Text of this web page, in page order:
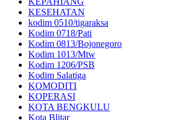
KESEHATAN
kodim 0510/tigaraksa
Kodim 0718/Pati
Kodim 0813/Bojonegoro
Kodim 1013/Mtw
Kodim 1206/PSB
Kodim Salatiga
KOMODITI
KOPERASI
KOTA BENGKULU
Kota Blitar